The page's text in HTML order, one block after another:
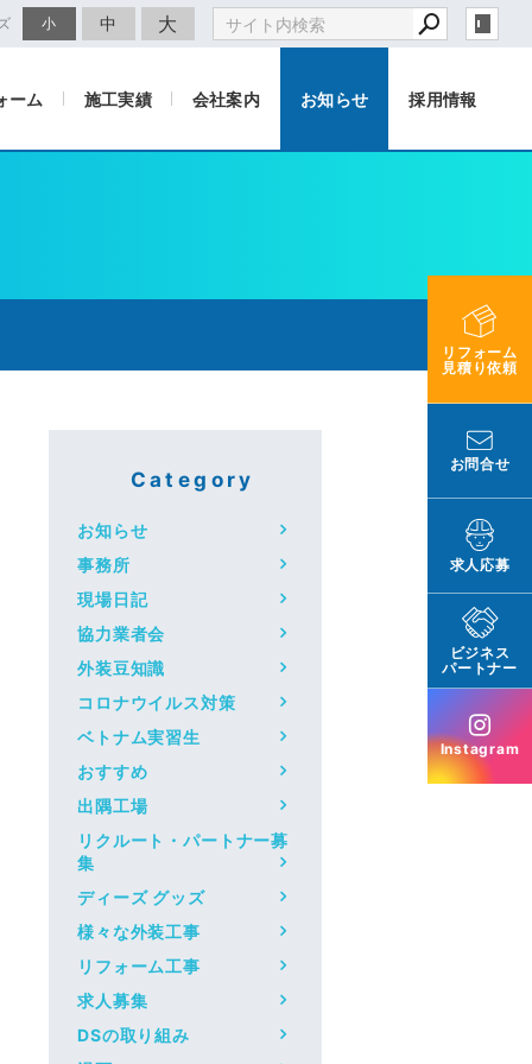
小 中 大
ーム 施工実績 会社案内 お知らせ 採用情報
リフォーム
見積り依頼
お問合せ
求人応募
ビジネス
パートナー
Instagram
Category
お知らせ
事務所
現場日記
協力業者会
外装豆知識
コロナウイルス対策
ベトナム実習生
おすすめ
出隅工場
リクルート・パートナー募
集
ディーズ グッズ
様々な外装工事
リフォーム工事
求人募集
DSの取り組み